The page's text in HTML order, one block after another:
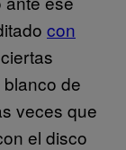
con
de
veces que
el disco